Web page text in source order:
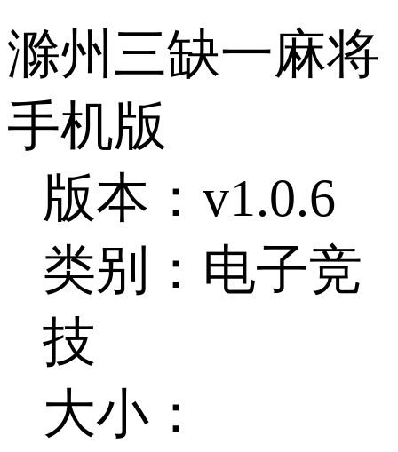
滁州三缺一麻将
手机版
版本：v1.0.6
类别：电子竞
技
大小：